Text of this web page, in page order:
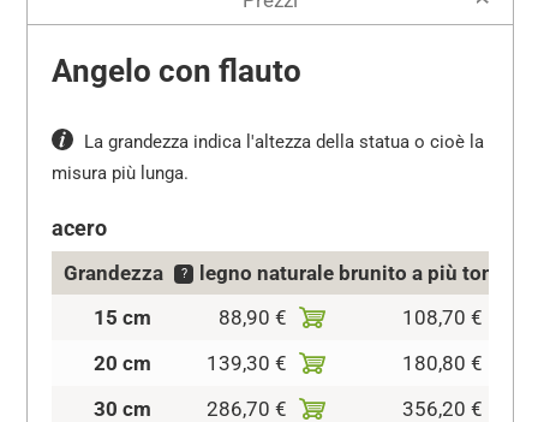
Angelo con flauto
La grandezza indica l'altezza della statua o cioè la
misura più lunga.
acero
Grandezza ? legno naturale brunito a più tonalità
15 cm
88,90 €
108,70 €
20 cm
139,30 €
180,80 €
30 cm
286,70 €
356,20 €